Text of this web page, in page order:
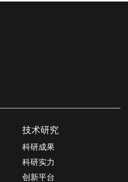
技术研究
科研成果
科研实力
创新平台